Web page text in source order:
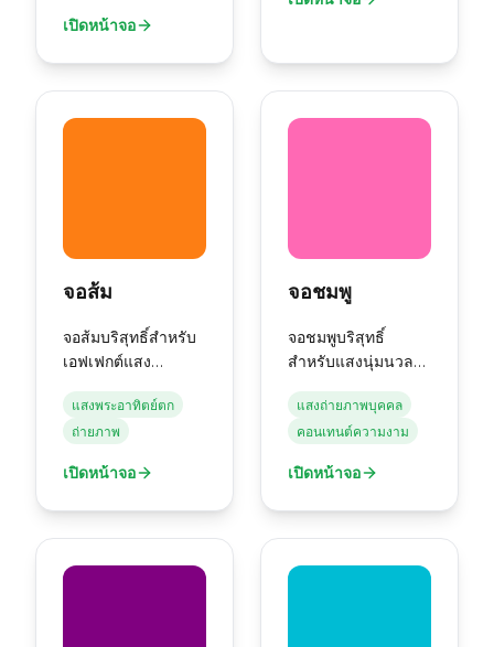
เปิดหน้าจอ
จอส้ม
จอส้มบริสุทธิ์สำหรับ
เอฟเฟกต์แสง
บรรยากาศอบอุ่น
แสงพระอาทิตย์ตก
ถ่ายภาพ
เปิดหน้าจอ
จอชมพู
จอชมพูบริสุทธิ์
สำหรับแสงนุ่มนวล
สุนทรียะ และโปรเจ
กต์สร้างสรรค์
แสงถ่ายภาพบุคคล
คอนเทนต์ความงาม
เปิดหน้าจอ